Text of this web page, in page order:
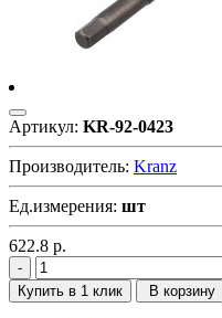
Артикул: KR-92-0423
Производитель: Kranz
Ед.измерения: шт
622.8 р.
Купить в 1 клик В корзину